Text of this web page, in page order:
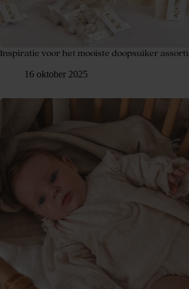
Inspiratie voor het mooiste doopsuiker
16 oktober 2025